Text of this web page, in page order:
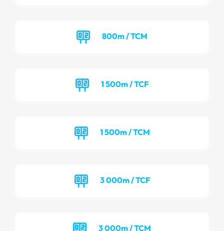
800m / TCM
1 500m / TCF
1 500m / TCM
3 000m / TCF
3 000m / TCM